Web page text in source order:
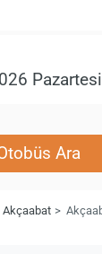
Ara
Akçaabat